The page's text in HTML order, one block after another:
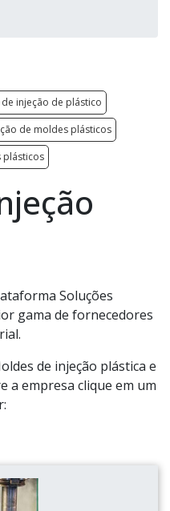
injeção de plástico
de moldes plásticos
plásticos
Soluções
gama de fornecedores
de injeção plástica e
a empresa clique em um